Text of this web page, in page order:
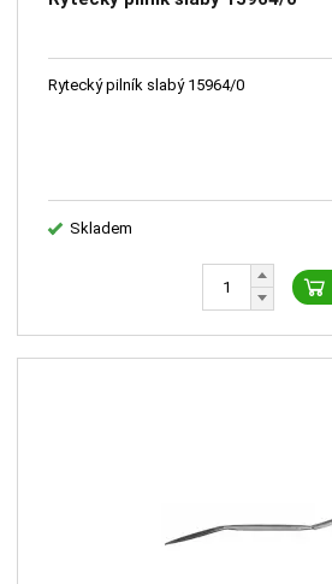
Rytecký pilník slabý 15964/0
Skladem